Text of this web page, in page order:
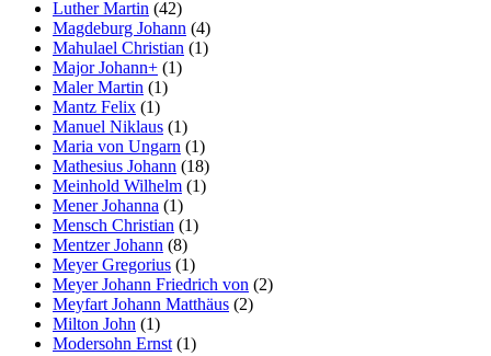
Luther Martin (42)
Magdeburg Johann (4)
Mahulael Christian (1)
Major Johann+ (1)
Maler Martin (1)
Mantz Felix (1)
Manuel Niklaus (1)
Maria von Ungarn (1)
Mathesius Johann (18)
Meinhold Wilhelm (1)
Mener Johanna (1)
Mensch Christian (1)
Mentzer Johann (8)
Meyer Gregorius (1)
Meyer Johann Friedrich von (2)
Meyfart Johann Matthäus (2)
Milton John (1)
Modersohn Ernst (1)